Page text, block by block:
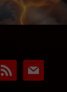
rss mail